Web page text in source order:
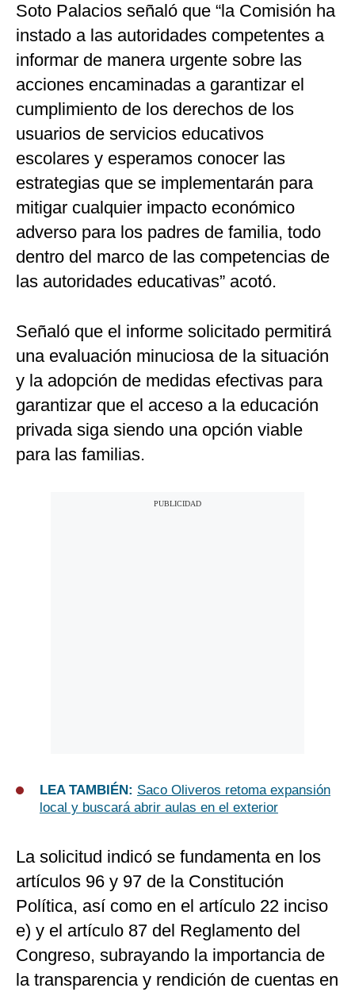
Soto Palacios señaló que “la Comisión ha
instado a las autoridades competentes a
informar de manera urgente sobre las
acciones encaminadas a garantizar el
cumplimiento de los derechos de los
usuarios de servicios educativos
escolares y esperamos conocer las
estrategias que se implementarán para
mitigar cualquier impacto económico
adverso para los padres de familia, todo
dentro del marco de las competencias de
las autoridades educativas” acotó.
Señaló que el informe solicitado permitirá
una evaluación minuciosa de la situación
y la adopción de medidas efectivas para
garantizar que el acceso a la educación
privada siga siendo una opción viable
para las familias.
LEA TAMBIÉN: Saco Oliveros retoma expansión
local y buscará abrir aulas en el exterior
La solicitud indicó se fundamenta en los
artículos 96 y 97 de la Constitución
Política, así como en el artículo 22 inciso
e) y el artículo 87 del Reglamento del
Congreso, subrayando la importancia de
la transparencia y rendición de cuentas en